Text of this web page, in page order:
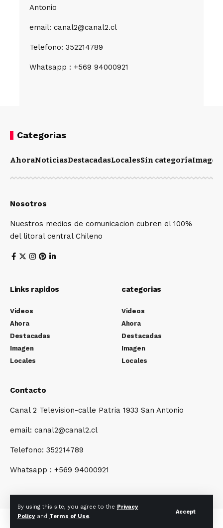
By using this site, you agree to the Privacy
Policyand Terms of Use.
Accept
Antonio
email: canal2@canal2.cl
Telefono: 352214789
Whatsapp : +569 94000921
Categorias
AhoraNoticiasDestacadasLocalesSin categoríaImagen
Nosotros
Nuestros medios de comunicacion cubren el 100%
del litoral central Chileno
Links rapidos
Videos
Ahora
Destacadas
Imagen
Locales
categorias
Videos
Ahora
Destacadas
Imagen
Locales
Contacto
Canal 2 Television-calle Patria 1933 San Antonio
email: canal2@canal2.cl
Telefono: 352214789
Whatsapp : +569 94000921
© Canal2.cl-P.U.L2024. All Rights Reserved.